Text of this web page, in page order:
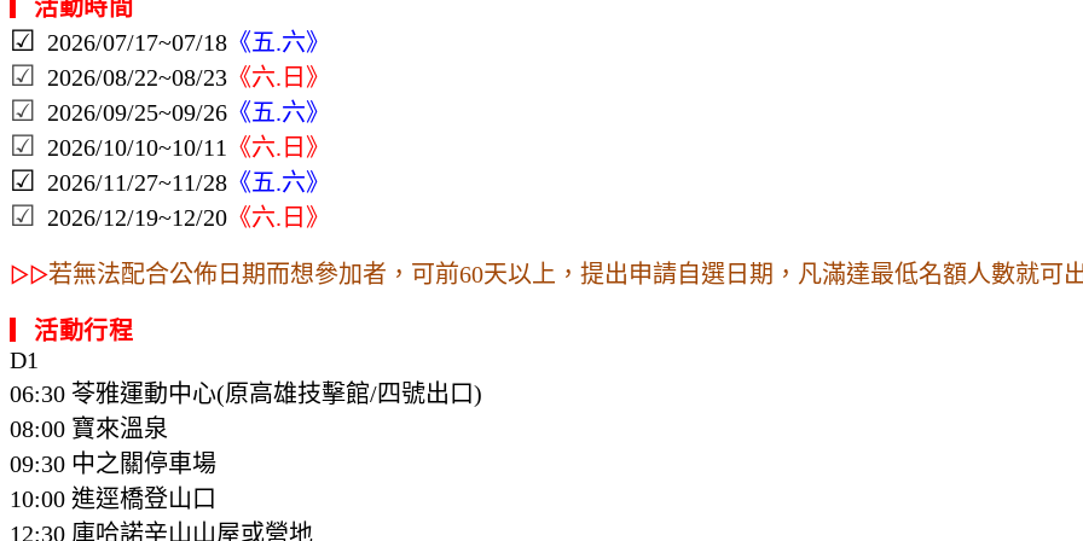
活動時間
☑ 2026/07/17~07/18 《五.六》
☑ 2026/08/22~08/23 《六.日 》
☑ 2026/09/25~09/26 《五.六》
☑ 2026/10/10~10/11 《六.日 》
☑ 2026/11/27~11/28 《五.六》
☑ 2026/12/19~12/20 《六.日 》
▷▷若無法配合公佈日期而想參加者，可前60天以上，提出申請自選日期，凡滿達最低名額人數就可
活動行程
D1
06:30 苓雅運動中心(原高雄技擊館/四號出口)
08:00 寶來溫泉
09:30 中之關停車場
10:00 進逕橋登山口
12:30 庫哈諾辛山山屋或營地